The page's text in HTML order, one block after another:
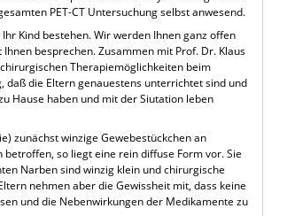
PET-CT Untersuchung selbst anwesend.
Kind bestehen. Wir werden Ihnen ganz offen
besprechen. Zusammen mit Prof. Dr. Klaus
Therapiemöglichkeiten beim
daß die Eltern genauestens unterrichtet sind und
Hause haben und mit der Siutation leben
zunächst winzige Gewebestückchen an
so liegt eine rein diffuse Form vor. Sie
Narben sind winzig klein und chirurgische
nehmen aber die Gewissheit mit, dass keine
und die Nebenwirkungen der Medikamente zu